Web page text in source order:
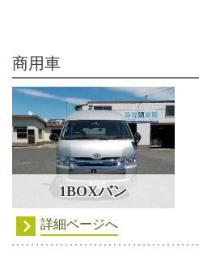
商用車
1BOXバン
詳細ページへ